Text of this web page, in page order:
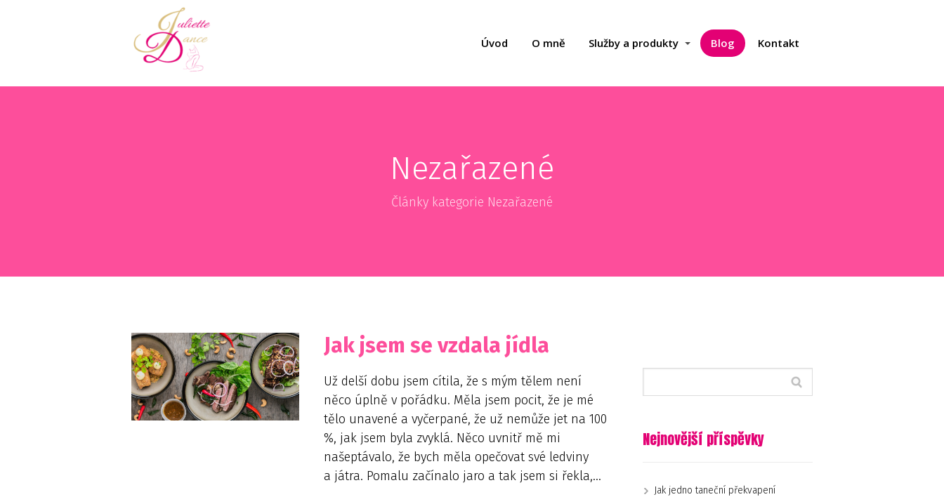
Úvod O mně Služby a produkty Blog Kontakt
Nezařazené
Články kategorie Nezařazené
Jak jsem se vzdala jídla
Už delší dobu jsem cítila, že s mým tělem není
něco úplně v pořádku. Měla jsem pocit, že je mé
tělo unavené a vyčerpané, že už nemůže jet na 100
%, jak jsem byla zvyklá. Něco uvnitř mě mi
našeptávalo, že bych měla opečovat své ledviny
a játra. Pomalu začínalo jaro a tak jsem si řekla,...
Nejnovější příspěvky
Jak jedno taneční překvapení